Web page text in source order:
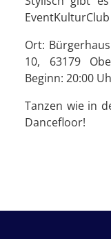
Ort:
10, 63179
Beginn: 20:00
Tanzen wie in
Dancefloor!